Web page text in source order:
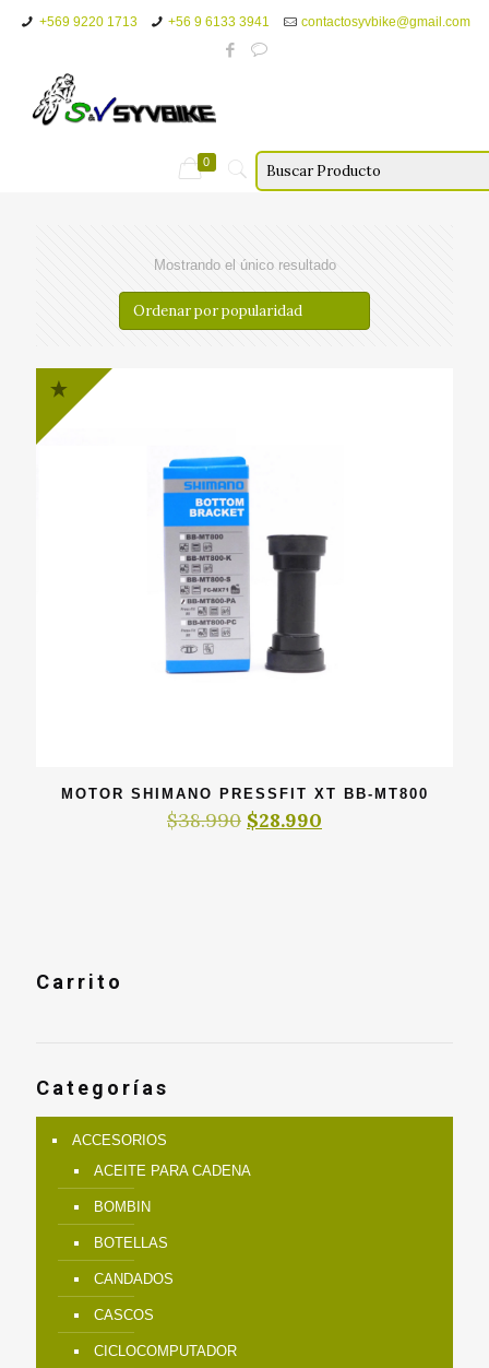
+569 9220 1713 +56 9 6133 3941 contactosyvbike@gmail.com
0
Mostrando el único resultado
MOTOR SHIMANO PRESSFIT XT BB-MT800
$38.990 El
$28.990
Carrito
Categorías
ACCESORIOS
ACEITE PARA CADENA
BOMBIN
BOTELLAS
CANDADOS
CASCOS
CICLOCOMPUTADOR